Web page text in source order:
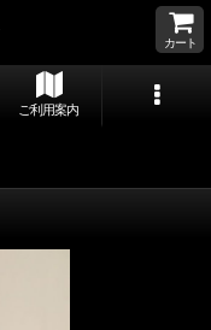
カート
ご利用案内